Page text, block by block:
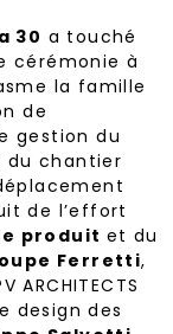
30 a touché
cérémonie à
la famille
de
gestion du
du chantier
de l’effort
produit et du
Ferretti,
design des